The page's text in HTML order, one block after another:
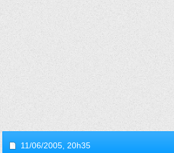
11/06/2005, 20h35